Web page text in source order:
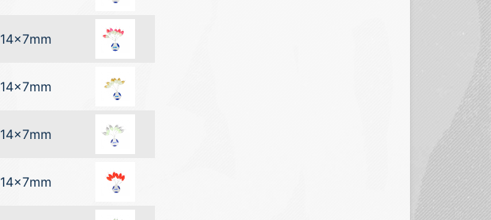
14x7mm
14x7mm
14x7mm
14x7mm